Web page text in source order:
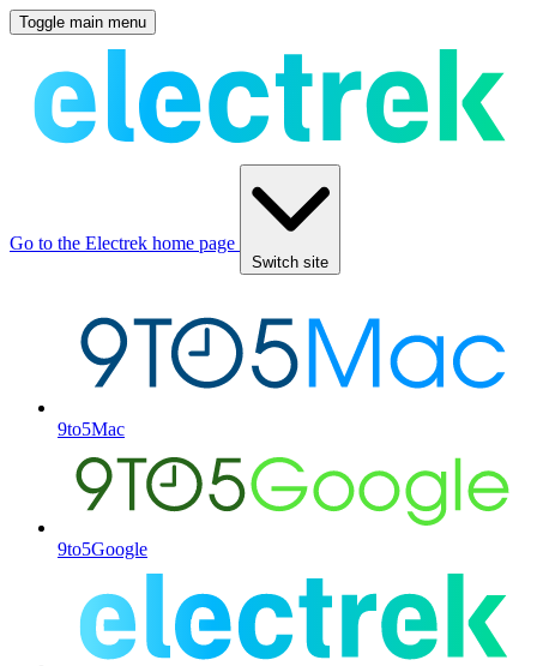
Toggle main menu
Go to the Electrek home page
Switch site
9to5Mac
9to5Google